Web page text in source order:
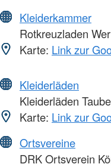
Kleiderkammer
Rotkreuzladen
Karte: Link zur
Kleiderläden
Kleiderläden
Karte: Link zur
Ortsvereine
DRK Ortsverein